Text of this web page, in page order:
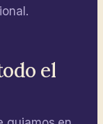
el